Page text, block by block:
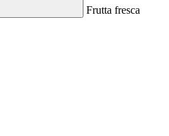
Frutta fresca